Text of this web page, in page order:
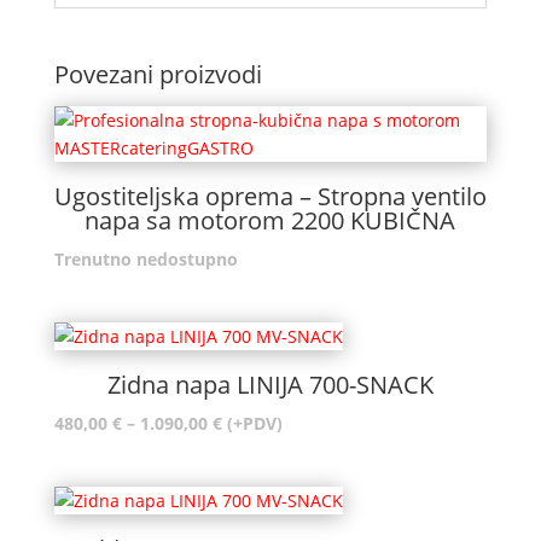
Povezani proizvodi
Ugostiteljska oprema – Stropna ventilo
napa sa motorom 2200 KUBIČNA
Trenutno nedostupno
Zidna napa LINIJA 700-SNACK
480,00 € – 1.090,00 €Raspon
480,00 €
(+PDV)